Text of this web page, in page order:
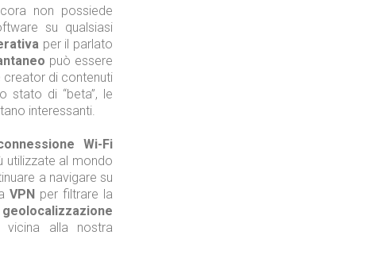
non possiede
su qualsiasi
per il parlato
può essere
di contenuti
stato di “beta”, le
interessanti.
Wi-Fi
utilizzate al mondo
a navigare su
VPN per filtrare la
geolocalizzazione
alla nostra